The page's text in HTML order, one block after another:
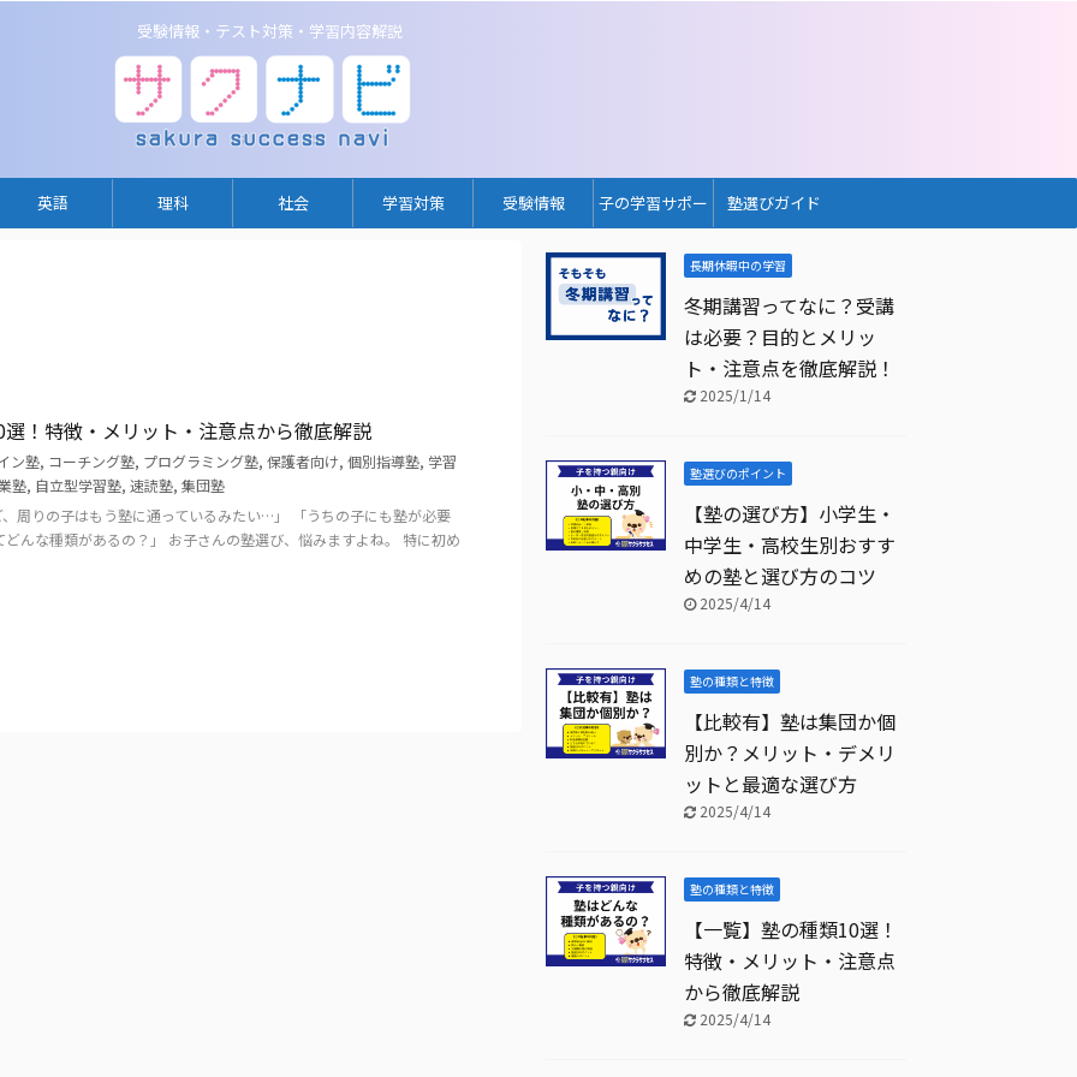
受験情報・テスト対策・学習内容解説
英語 理科 社会 学習対策 受験情報 子の学習サポー
ト
塾選びガイド
選！特徴・メリット・注意点から徹底解説
ン塾, コーチング塾, プログラミング塾, 保護者向け, 個別指導塾, 学習
塾, 自立型学習塾, 速読塾, 集団塾
、周りの子はもう塾に通っているみたい…」 「うちの子にも塾が必要
どんな種類があるの？」 お子さんの塾選び、悩みますよね。 特に初め
長期休暇中の学習
冬期講習ってなに？受講
は必要？目的とメリッ
ト・注意点を徹底解説！
2025/1/14
塾選びのポイント
【塾の選び方】小学生・
中学生・高校生別おすす
めの塾と選び方のコツ
2025/4/14
塾の種類と特徴
【比較有】塾は集団か個
別か？メリット・デメリ
ットと最適な選び方
2025/4/14
塾の種類と特徴
【一覧】塾の種類10選！
特徴・メリット・注意点
から徹底解説
2025/4/14